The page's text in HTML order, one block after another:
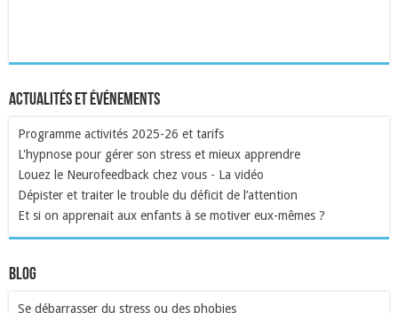
Actualités et événements
Programme activités 2025-26 et tarifs
L'hypnose pour gérer son stress et mieux apprendre
Louez le Neurofeedback chez vous - La vidéo
Dépister et traiter le trouble du déficit de l’attention
Et si on apprenait aux enfants à se motiver eux-mêmes ?
Blog
Se débarrasser du stress ou des phobies